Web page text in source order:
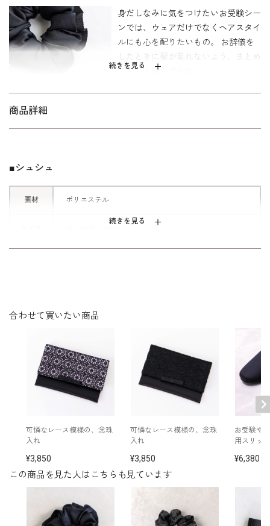
続きを見る
身だしなみに気をつけたいお受験シー
ンでは、ウェアだけでなくヘアスタイ
ルにも心を配りたいもの。 お辞儀を
したときに髪が乱れないよう、まとめ
ておくと安心ですね。
囲気漂う弔事から、普段のカジュアル
ポニーテールやハーフアップなど、使
す。
商品詳細
続きを見る
■シュシュ
素材 ポリエステル
この商品を見た人はこちらも見ています
合わせて買いたい商品
可憐なレース模様の、念珠
入れ
3,850
可憐なレース模様の、念珠
入れ
3,850
お受験や
用スリッパ
6,380